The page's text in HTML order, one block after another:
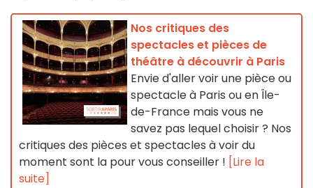
Nos critiques des
spectacles et pièces de
théâtre à découvrir à Paris
Envie d'aller voir une pièce ou
spectacle à Paris ou en Île-
de-France mais vous ne
savez pas lequel choisir ? Nos
critiques des pièces et spectacles à voir du
moment sont la pour vous conseiller ! [Lire la
suite]